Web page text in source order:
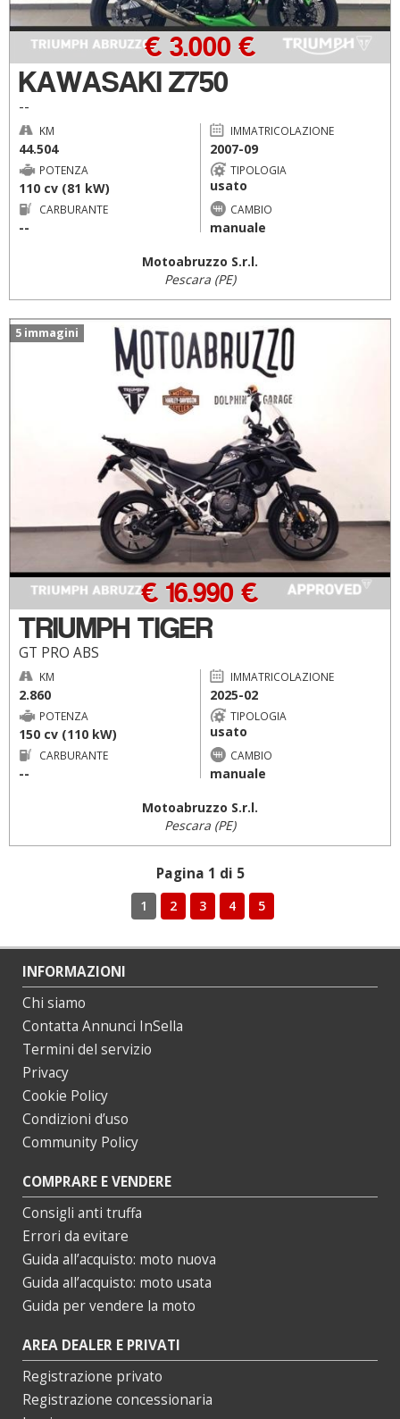
KAWASAKI Z750
--
€ 3.000 €
KM
44.504
IMMATRICOLAZIONE
2007-09
POTENZA
110 cv (81 kW)
TIPOLOGIA
usato
CARBURANTE
--
CAMBIO
manuale
Motoabruzzo S.r.l.
Pescara (PE)
5 immagini
TRIUMPH TIGER
GT PRO ABS
€ 16.990 €
KM
2.860
IMMATRICOLAZIONE
2025-02
POTENZA
150 cv (110 kW)
TIPOLOGIA
usato
CARBURANTE
--
CAMBIO
manuale
Motoabruzzo S.r.l.
Pescara (PE)
Pagina 1 di 5
1 2 3 4 5
INFORMAZIONI
Chi siamo
Contatta Annunci InSella
Termini del servizio
Privacy
Cookie Policy
Condizioni d’uso
Community Policy
COMPRARE E VENDERE
Consigli anti truffa
Errori da evitare
Guida all’acquisto: moto nuova
Guida all’acquisto: moto usata
Guida per vendere la moto
AREA DEALER E PRIVATI
Registrazione privato
Registrazione concessionaria